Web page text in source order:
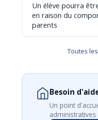
Un élève pourra
en raison du
parents
Toutes
Besoin
Un point